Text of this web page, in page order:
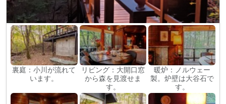
裏庭：小川が流れて
います。
リビング：大開口窓
から森を見渡せま
す。
暖炉：ノルウェー
製。炉壁は大谷石で
す。